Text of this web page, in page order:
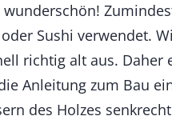
Sushi verwendet.
richtig alt aus. Daher
Anleitung zum Bau
des Holzes